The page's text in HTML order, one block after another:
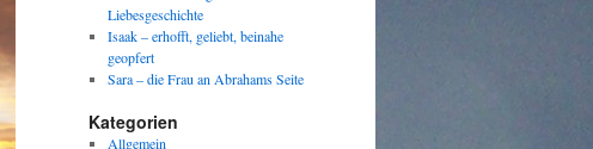
Liebesgeschichte
Isaak – erhofft, geliebt, beinahe
geopfert
Sara – die Frau an Abrahams Seite
Kategorien
Allgemein